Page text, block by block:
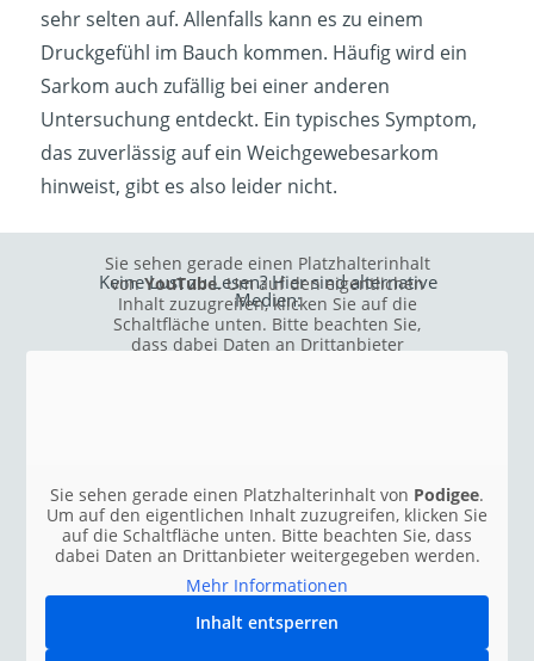
sehr selten auf. Allenfalls kann es zu einem
Druckgefühl im Bauch kommen. Häufig wird ein
Sarkom auch zufällig bei einer anderen
Untersuchung entdeckt. Ein typisches Symptom,
das zuverlässig auf ein Weichgewebesarkom
hinweist, gibt es also leider nicht.
Keine Lust zu Lesen? Hier sind alternative
Medien:
Sie sehen gerade einen Platzhalterinhalt
vonYouTube. Um auf den eigentlichen
Inhalt zuzugreifen, klicken Sie auf die
Schaltfläche unten. Bitte beachten Sie,
dass dabei Daten an Drittanbieter
Erforderlichen Service
akzeptieren und Inhalte
entsperren
Sie sehen gerade einen Platzhalterinhalt von Podigee.
Um auf den eigentlichen Inhalt zuzugreifen, klicken Sie
auf die Schaltfläche unten. Bitte beachten Sie, dass
dabei Daten an Drittanbieter weitergegeben werden.
Mehr Informationen
Inhalt entsperren